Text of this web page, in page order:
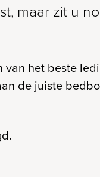
maar zit u
het beste
de juiste